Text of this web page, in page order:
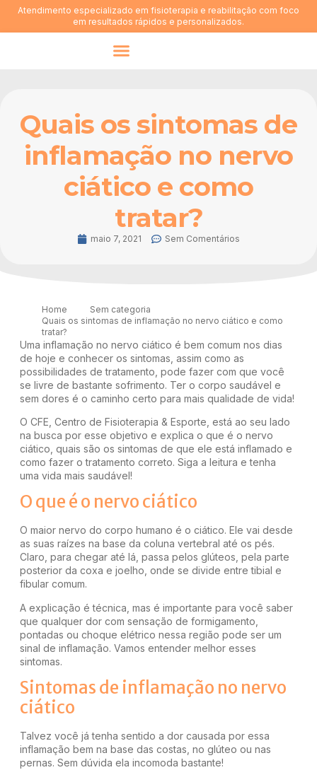
Atendimento especializado em fisioterapia e reabilitação com foco
em resultados rápidos e personalizados.
Quais os sintomas de
inflamação no nervo
ciático e como
tratar?
maio 7, 2021 Sem Comentários
Home
Sem categoria
Quais os sintomas de inflamação no nervo ciático e como
tratar?
Uma inflamação no nervo ciático é bem comum nos dias
de hoje e conhecer os sintomas, assim como as
possibilidades de tratamento, pode fazer com que você
se livre de bastante sofrimento. Ter o corpo saudável e
sem dores é o caminho certo para mais qualidade de vida!
O CFE, Centro de Fisioterapia & Esporte , está ao seu lado
na busca por esse objetivo e explica o que é o nervo
ciático, quais são os sintomas de que ele está inflamado e
como fazer o tratamento correto. Siga a leitura e tenha
uma vida mais saudável!
O que é o nervo ciático
O maior nervo do corpo humano é o ciático. Ele vai desde
as suas raízes na base da coluna vertebral até os pés.
Claro, para chegar até lá, passa pelos glúteos, pela parte
posterior da coxa e joelho, onde se divide entre tibial e
fibular comum.
A explicação é técnica, mas é importante para você saber
que qualquer dor com sensação de formigamento,
pontadas ou choque elétrico nessa região pode ser um
sinal de inflamação. Vamos entender melhor esses
sintomas.
Sintomas de inflamação no nervo
ciático
Talvez você já tenha sentido a dor causada por essa
inflamação bem na base das costas, no glúteo ou nas
pernas. Sem dúvida ela incomoda bastante!